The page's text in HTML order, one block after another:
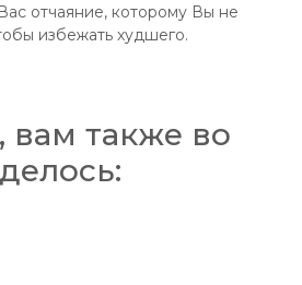
отчаяние, которому Вы не
избежать худшего.
также во